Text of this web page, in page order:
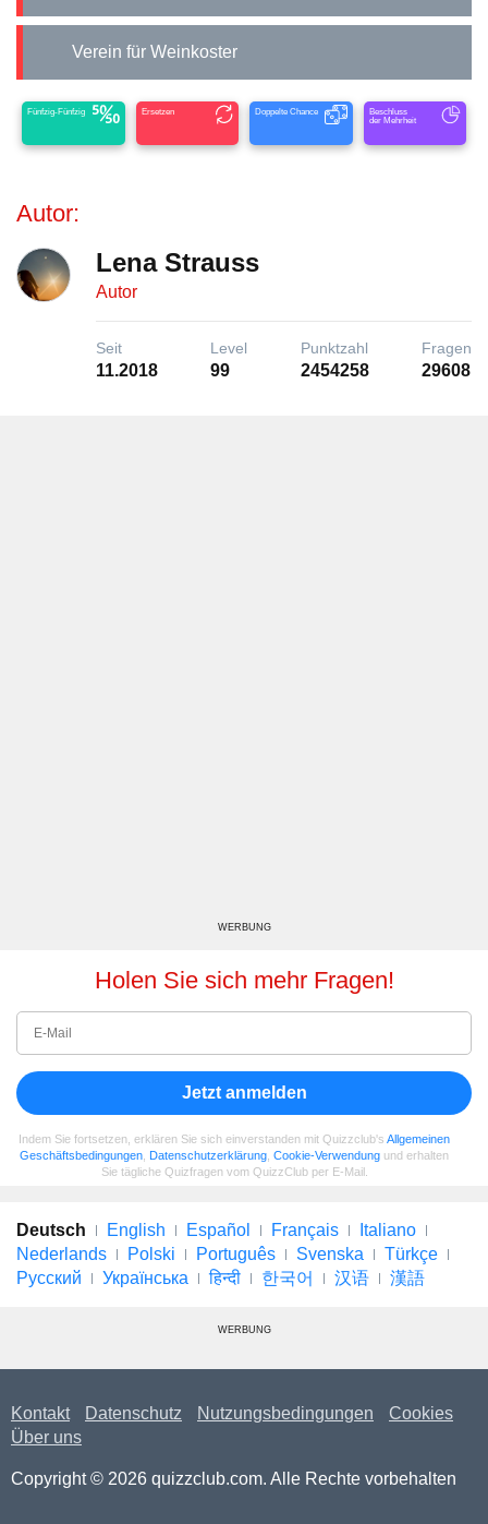
Verein für Weinkoster
Fünfzig-Fünfzig Ersetzen Doppelte Chance
Beschluss
der Mehrheit
Autor:
Lena Strauss
Autor
Seit
11.2018
Level
99
Punktzahl
2454258
Fragen
29608
WERBUNG
Holen Sie sich mehr Fragen!
Jetzt anmelden
Indem Sie fortsetzen, erklären Sie sich einverstanden mit Quizzclub's Allgemeinen
Geschäftsbedingungen Datenschutzerklärung Cookie-Verwendung und erhalten
Sie tägliche Quizfragen vom QuizzClub per E-Mail.
Deutsch English Español Français
Italiano
Nederlands
Polski Português Svenska
Türkçe
Русский
Українська हिन्दी 한국어 汉语 漢語
WERBUNG
Kontakt Datenschutz Nutzungsbedingungen
Cookies
Über uns
Copyright © 2026 quizzclub.com. Alle Rechte vorbehalten